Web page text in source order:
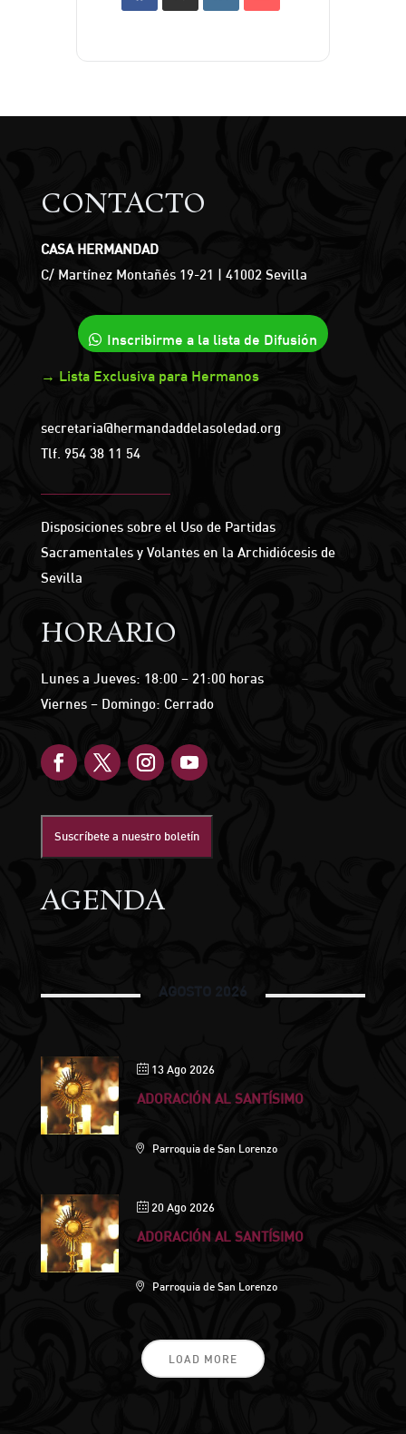
CONTACTO
CASA HERMANDAD
C/ Martínez Montañés 19-21 | 41002 Sevilla
Inscribirme a la lista de Difusión
→ Lista Exclusiva para Hermanos
secretaria@hermandaddelasoledad.org
Tlf. 954 38 11 54
Disposiciones sobre el Uso de Partidas
Sacramentales y Volantes en la Archidiócesis de
Sevilla
HORARIO
Lunes a Jueves: 18:00 – 21:00 horas
Viernes – Domingo: Cerrado
Suscríbete a nuestro boletín
AGENDA
AGOSTO 2026
13 Ago 2026
ADORACIÓN AL SANTÍSIMO
Parroquia de San Lorenzo
20 Ago 2026
ADORACIÓN AL SANTÍSIMO
Parroquia de San Lorenzo
LOAD MORE